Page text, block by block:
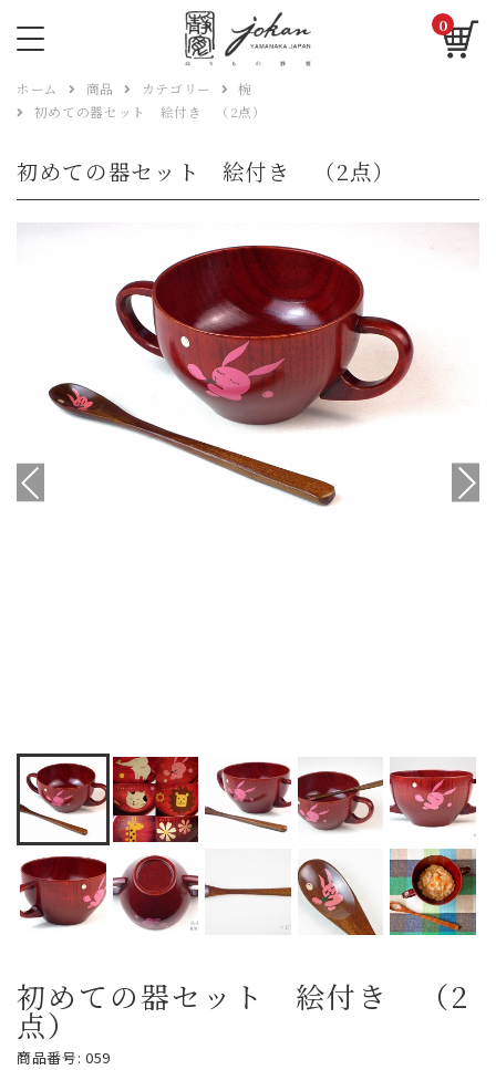
0
ホーム 商品 カテゴリー
椀
初めての器セット 絵付き （2点）
初めての器セット 絵付き （2点）
初めての器セット 絵付き （2
点）
商品番号: 059